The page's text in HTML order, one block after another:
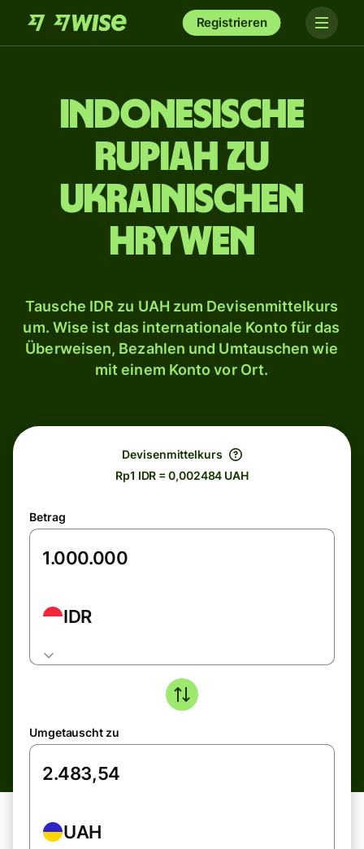
Registrieren
Indonesische
Rupiah zu
ukrainischen
Hrywen
Tausche IDR zu UAH zum Devisenmittelkurs
um. Wise ist das internationale Konto für das
Überweisen, Bezahlen und Umtauschen wie
mit einem Konto vor Ort.
Devisenmittelkurs
Rp1 IDR = 0,002484 UAH
Betrag
IDR
Umgetauscht zu
UAH